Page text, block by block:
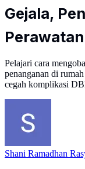
Gejala,
Pelajari cara
penanganan di
cegah komplikasi
Shani Ramadhan